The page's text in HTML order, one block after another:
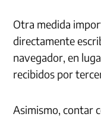
Otra medida
directamente
navegador, en
recibidos por
Asimismo, contar